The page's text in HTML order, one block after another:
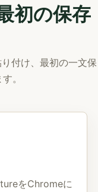
初の保存
付け、最初の一文保
。
をChromeに